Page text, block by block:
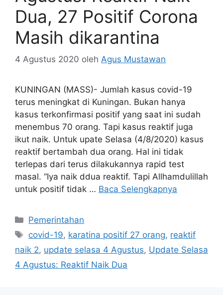
Dua, 27 Positif Corona
Masih dikarantina
4 Agustus 2020 oleh Agus Mustawan
KUNINGAN (MASS)- Jumlah kasus covid-19
terus meningkat di Kuningan. Bukan hanya
kasus terkonfirmasi positif yang saat ini sudah
menembus 70 orang. Tapi kasus reaktif juga
ikut naik. Untuk upate Selasa (4/8/2020) kasus
reaktif bertambah dua orang. Hal ini tidak
terlepas dari terus dilakukannya rapid test
masal. “Iya naik ddua reaktif. Tapi Allhamdulillah
untuk positif tidak … Baca Selengkapnya
Kategori
Pemerintahan
Tag
covid-19, karatina positif 27 orang, reaktif
naik 2, update selasa 4 Agustus, Update Selasa
4 Agustus: Reaktif Naik Dua